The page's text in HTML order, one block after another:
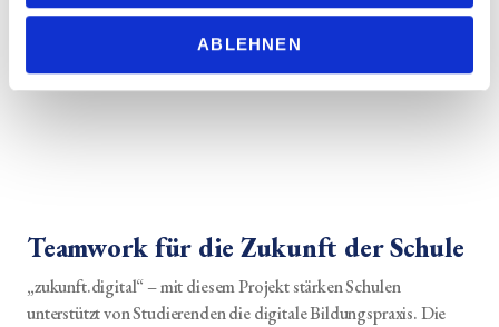
ABLEHNEN
Teamwork für die Zukunft der Schule
„zukunft.digital“ – mit diesem Projekt stärken Schulen
unterstützt von Studierenden die digitale Bildungspraxis. Die